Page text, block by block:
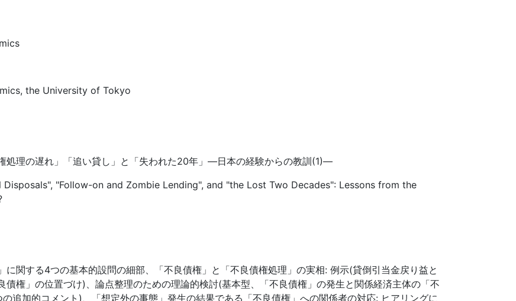
the University of Tokyo
処理の遅れ」「追い貸し」と「失われた20年」―日本の経験からの教訓(1)―
Disposals", "Follow-on and Zombie Lending", and "the Lost Two Decades": Lessons from the
に関する4つの基本的設問の細部、「不良債権」と「不良債権処理」の実相: 例示(貸倒引当金戻り益と
債権」の位置づけ)、論点整理のための理論的検討(基本型、「不良債権」の発生と関係経済主体の「不
追加的コメント)、「想定外の事態」発生の結果である「不良債権」への関係者の対応: ヒアリングに